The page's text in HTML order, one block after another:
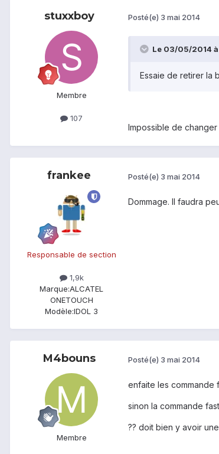
stuxxboy
Membre
107
Posté(e) 3 mai 2014
Le 03/05/2014
Essaie de retirer la
Impossible de
frankee
Responsable de section
1,9k
Marque:ALCATEL
ONETOUCH
Modèle:IDOL 3
Posté(e) 3 mai 2014
Dommage. Il faudra
M4bouns
Membre
Posté(e) 3 mai 2014
enfaite les commande
sinon la commande
?? doit bien y avoir